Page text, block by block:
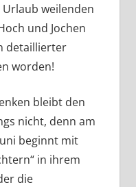
weilenden
und Jochen
detaillierter
worden!
bleibt den
nicht, denn am
beginnt mit
in ihrem
die